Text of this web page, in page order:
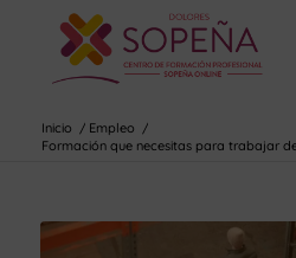
Inicio / Empleo /
Formación que necesitas para trabajar